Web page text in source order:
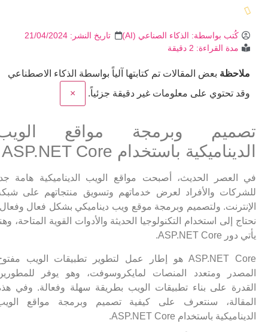
كُتب بواسطة:الذكاء الصناعي (AI) تاريخ النشر:21/04/2024
مدة القراءة: 2 دقيقة
ملاحظة بعض المقالات تم كتابتها آلياً بواسطة الذكاء الاصطناعي
وقد تحتوي على معلومات غير دقيقة جزئياً.
×
تصميم وبرمجة مواقع الويب
الديناميكية باستخدام ASP.NET Core
في العصر الحديث، أصبحت مواقع الويب الديناميكية هامة جداً
للشركات والأفراد لعرض خدماتهم وتسويق منتجاتهم على شبكة
الإنترنت. ولتصميم وبرمجة موقع ويب ديناميكي بشكل فعال وفعال،
نحتاج إلى استخدام التكنولوجيا الحديثة والأدوات القوية المتاحة، وهنا
يأتي دور ASP.NET Core.
ASP.NET Core هو إطار عمل لتطوير تطبيقات الويب مفتوح
المصدر ومتعدد المنصات لمايكروسوفت، وهو يوفر للمطورين
القدرة على بناء تطبيقات الويب بطريقة سهلة وفعالة. وفي هذه
المقالة، سنتعرف على كيفية تصميم وبرمجة مواقع الويب
الديناميكية باستخدام ASP.NET Core.